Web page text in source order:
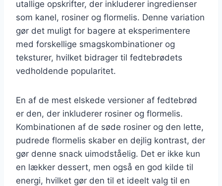
utallige opskrifter, der inkluderer ingredienser
som kanel, rosiner og flormelis. Denne variation
gør det muligt for bagere at eksperimentere
med forskellige smagskombinationer og
teksturer, hvilket bidrager til fedtebrødets
vedholdende popularitet.
En af de mest elskede versioner af fedtebrød
er den, der inkluderer rosiner og flormelis.
Kombinationen af de søde rosiner og den lette,
pudrede flormelis skaber en dejlig kontrast, der
gør denne snack uimodståelig. Det er ikke kun
en lækker dessert, men også en god kilde til
energi, hvilket gør den til et ideelt valg til en